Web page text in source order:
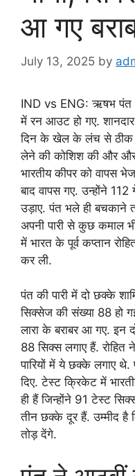
आ गए
July 13, 2025 by
IND vs ENG: ऋषभ पंत
में रन आउट हो गए.
दिन के खेल के लंच से ठीक
लेने की कोशिश की और
भारतीय कीपर को वापस
बाद वापस गए. उन्होंने
उड़ाए. पंत भले ही बचकाने
अपनी पारी से कुछ कमाल
में भारत के पूर्व कप्तान
कर ली.
पंत की पारी में दो छक्के
सिक्सेज की संख्या 88 हो
लारा के बराबर आ गए. इन
88 सिक्स लगाए हैं. रोहित
पारियों में ये छक्के लगाए
दिए. टेस्ट क्रिकेट में
ही हैं जिन्होंने 91 टेस्ट
तीन छक्के दूर हैं. उम्मीद है
तोड़ देंगे.